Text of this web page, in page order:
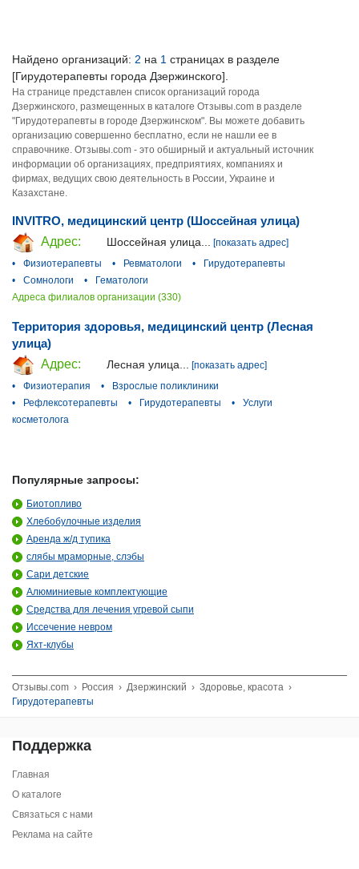
Найдено организаций: 2 на 1 страницах в разделе
[Гирудотерапевты города Дзержинского].
На странице представлен список организаций города
Дзержинского, размещенных в каталоге Отзывы.com в разделе
"Гирудотерапевты в городе Дзержинском". Вы можете добавить
организацию совершенно бесплатно, если не нашли ее в
справочнике. Отзывы.com - это обширный и актуальный источник
информации об организациях, предприятиях, компаниях и
фирмах, ведущих свою деятельность в России, Украине и
Казахстане.
INVITRO, медицинский центр (Шоссейная улица)
Адрес:
Шоссейная улица...
[показать адрес]
•
Физиотерапевты • Ревматологи •
Гирудотерапевты
•
Сомнологи •
Гематологи
Адреса филиалов организации (330)
Территория здоровья, медицинский центр (Лесная
улица)
Адрес:
Лесная улица...
[показать адрес]
•
Физиотерапия •
Взрослые поликлиники
•
Рефлексотерапевты • Гирудотерапевты •
Услуги
косметолога
Популярные запросы:
Биотопливо
Хлебобулочные изделия
Аренда ж/д тупика
слябы мраморные, слэбы
Сари детские
Алюминиевые комплектующие
Средства для лечения угревой сыпи
Иссечение невром
Яхт-клубы
Отзывы.com › Россия › Дзержинский › Здоровье, красота ›
Гирудотерапевты
Поддержка
Главная
О каталоге
Связаться с нами
Реклама на сайте